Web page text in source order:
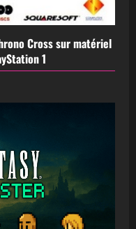
Cross sur matériel
1